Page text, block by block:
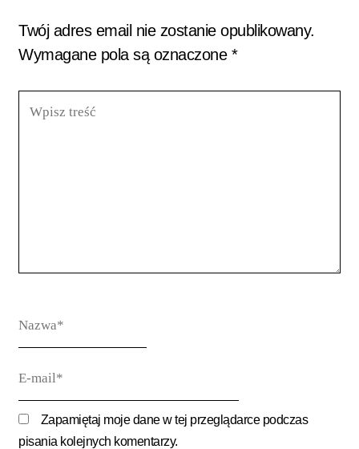
Twój adres email nie zostanie opublikowany.
Wymagane pola są oznaczone *
treść
mail*
Zapamiętaj moje dane w tej przeglądarce podczas
pisania kolejnych komentarzy.